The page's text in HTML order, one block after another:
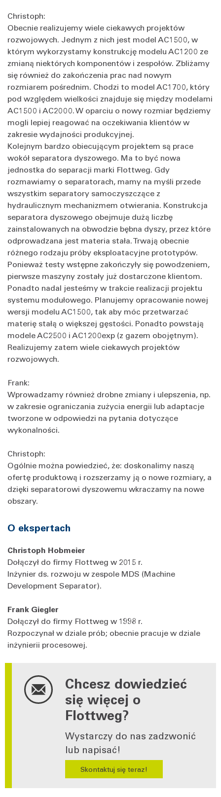
Christoph:
Obecnie realizujemy wiele ciekawych projektów
rozwojowych. Jednym z nich jest model AC1500, w
którym wykorzystamy konstrukcję modelu AC1200 ze
zmianą niektórych komponentów i zespołów. Zbliżamy
się również do zakończenia prac nad nowym
rozmiarem pośrednim. Chodzi to model AC1700, który
pod względem wielkości znajduje się między modelami
AC1500 i AC2000. W oparciu o nowy rozmiar będziemy
mogli lepiej reagować na oczekiwania klientów w
zakresie wydajności produkcyjnej.
Kolejnym bardzo obiecującym projektem są prace
wokół separatora dyszowego. Ma to być nowa
jednostka do separacji marki Flottweg. Gdy
rozmawiamy o separatorach, mamy na myśli przede
wszystkim separatory samoczyszczące z
hydraulicznym mechanizmem otwierania. Konstrukcja
separatora dyszowego obejmuje dużą liczbę
zainstalowanych na obwodzie bębna dyszy, przez które
odprowadzana jest materia stała. Trwają obecnie
różnego rodzaju próby eksploatacyjne prototypów.
Ponieważ testy wstępne zakończyły się powodzeniem,
pierwsze maszyny zostały już dostarczone klientom.
Ponadto nadal jesteśmy w trakcie realizacji projektu
systemu modułowego. Planujemy opracowanie nowej
wersji modelu AC1500, tak aby móc przetwarzać
materię stałą o większej gęstości. Ponadto powstają
modele AC2500 i AC1200exp (z gazem obojętnym).
Realizujemy zatem wiele ciekawych projektów
rozwojowych.
Frank:
Wprowadzamy również drobne zmiany i ulepszenia, np.
w zakresie ograniczania zużycia energii lub adaptacje
tworzone w odpowiedzi na pytania dotyczące
wykonalności.
Christoph:
Ogólnie można powiedzieć, że: doskonalimy naszą
ofertę produktową i rozszerzamy ją o nowe rozmiary, a
dzięki separatorowi dyszowemu wkraczamy na nowe
obszary.
O ekspertach
Christoph Hobmeier
Dołączył do firmy Flottweg w 2015 r.
Inżynier ds. rozwoju w zespole MDS (Machine
Development Separator).
Frank Giegler
Dołączył do firmy Flottweg w 1998 r.
Rozpoczynał w dziale prób; obecnie pracuje w dziale
inżynierii procesowej.
Chcesz dowiedzieć
się więcej o
Flottweg?
Wystarczy do nas zadzwonić
lub napisać!
Skontaktuj się teraz!